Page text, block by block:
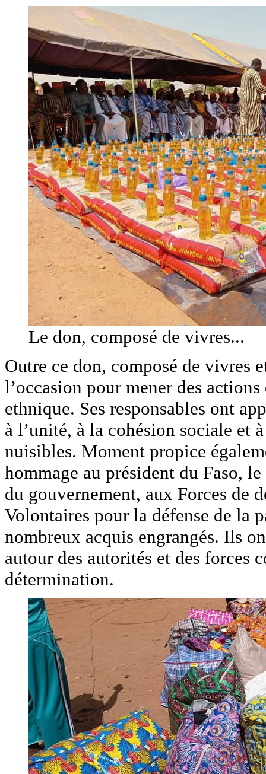
Le don, composé de vivres...
Outre ce don, composé de vivres
l’occasion pour mener des
ethnique. Ses responsables ont
à l’unité, à la cohésion sociale et
nuisibles. Moment propice
hommage au président du Faso,
du gouvernement, aux Forces de
Volontaires pour la défense de la
nombreux acquis engrangés. Ils
autour des autorités et des forces
détermination.